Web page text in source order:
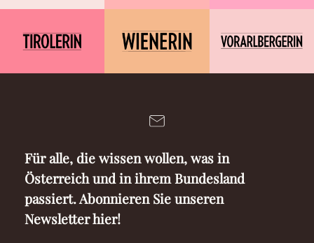
Für alle, die wissen wollen, was in
Österreich und in ihrem Bundesland
passiert. Abonnieren Sie unseren
Newsletter hier!